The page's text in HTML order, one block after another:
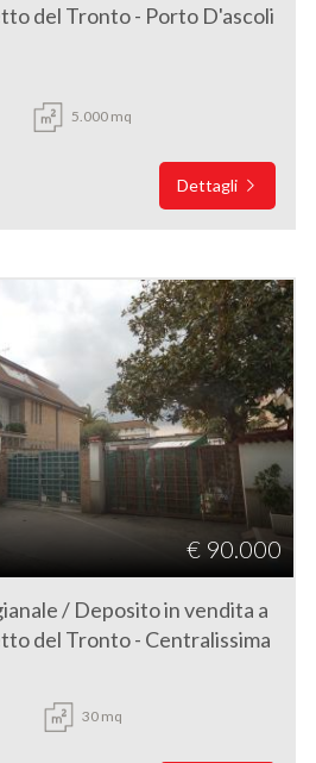
del Tronto - Porto D'ascoli
5.000 mq
Dettagli
€ 90.000
/ Deposito in vendita a
del Tronto - Centralissima
30 mq